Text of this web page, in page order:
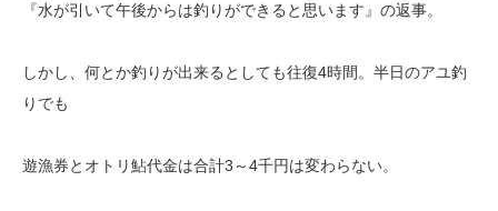
『水が引いて午後からは釣りができると思います』の返事。
しかし、何とか釣りが出来るとしても往復4時間。半日のアユ釣
りでも
遊漁券とオトリ鮎代金は合計3～4千円は変わらない。